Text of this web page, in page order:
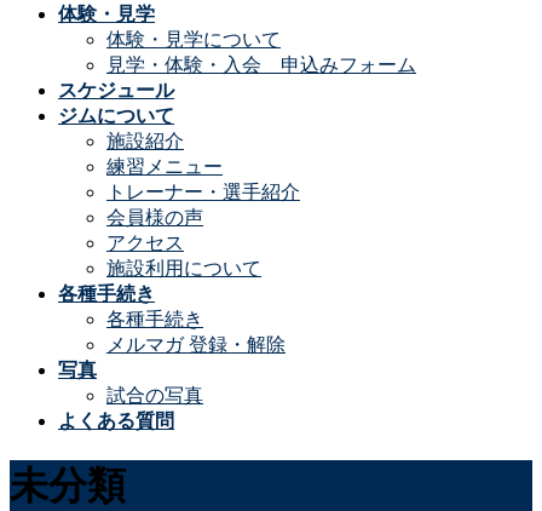
体験・見学
体験・見学について
見学・体験・入会 申込みフォーム
スケジュール
ジムについて
施設紹介
練習メニュー
トレーナー・選手紹介
会員様の声
アクセス
施設利用について
各種手続き
各種手続き
メルマガ 登録・解除
写真
試合の写真
よくある質問
未分類